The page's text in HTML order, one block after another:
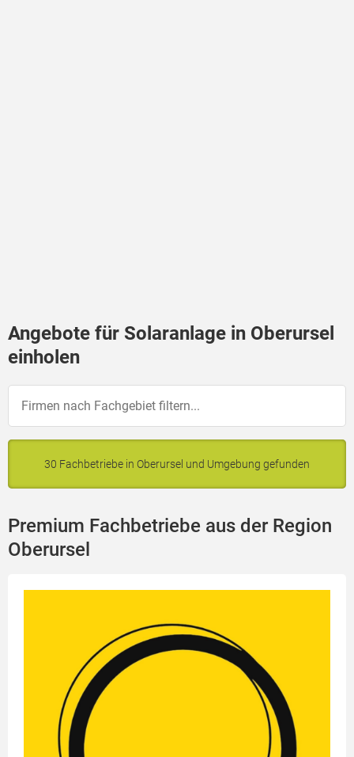
Angebote für Solaranlage in Oberursel
einholen
30 Fachbetriebe in Oberursel und Umgebung gefunden
Premium Fachbetriebe aus der Region
Oberursel